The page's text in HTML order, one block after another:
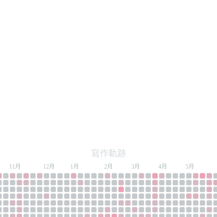
寫作軌跡
11月 12月 1月 2月 3月 4月 5月